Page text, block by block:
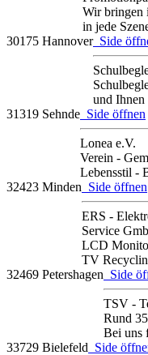
Wir bringen
in jede
30175 HannoverSide
und Ihnen
31319 Sehnde Side öffnen
Lonea e.V.
Verein -
Lebensstil -
32423 Minden Side öffnen
ERS -
Service
LCD
TV
32469 Petershagen Side
TSV -
Rund
Bei uns
33729 Bielefeld Side